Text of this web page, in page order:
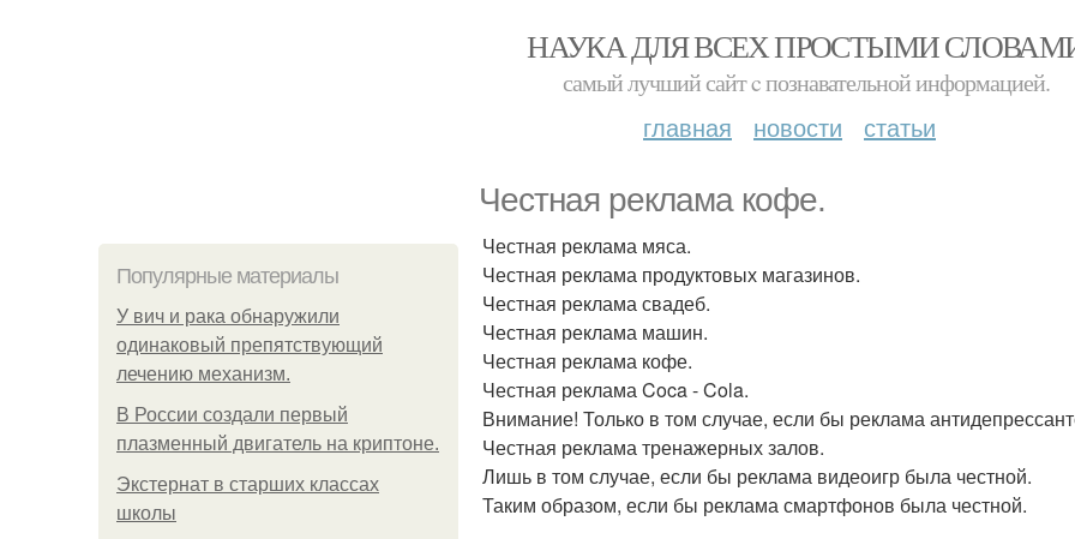
НАУКА ДЛЯ ВСЕХ ПРОСТЫМИ
самый лучший сайт c познавательной информацией.
главная новости статьи
Честная реклама кофе.
Популярные материалы
У вич и рака обнаружили
одинаковый препятствующий
лечению механизм.
В России создали первый
плазменный двигатель на криптоне.
Экстернат в старших классах
школы
Честная реклама мяса.
Честная реклама продуктовых магазинов.
Честная реклама свадеб.
Честная реклама машин.
Честная реклама кофе.
Честная реклама Coca - Cola.
Внимание! Только в том случае, если бы реклама
Честная реклама тренажерных залов.
Лишь в том случае, если бы реклама видеоигр была честной.
Таким образом, если бы реклама смартфонов была честной.